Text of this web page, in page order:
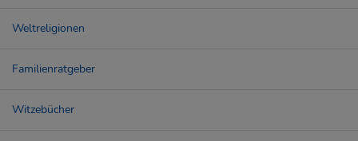
Weltreligionen
Familienratgeber
Witzebücher